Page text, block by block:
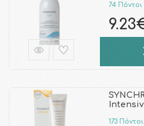
74 Πόντοι
173 Πόντοι